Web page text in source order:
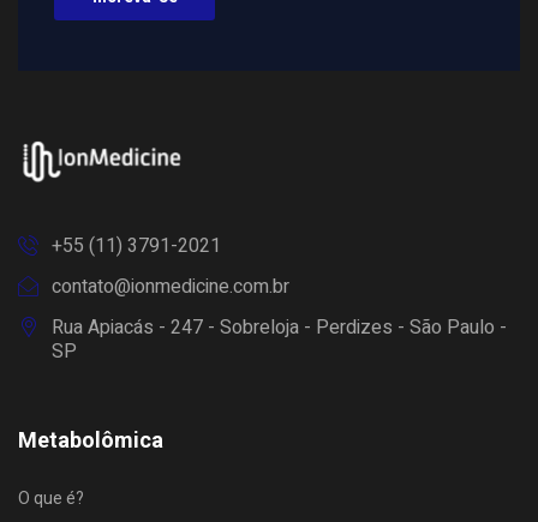
+55 (11) 3791-2021
contato@ionmedicine.com.br
Rua Apiacás - 247 - Sobreloja - Perdizes - São Paulo -
SP
Metabolômica
O que é?